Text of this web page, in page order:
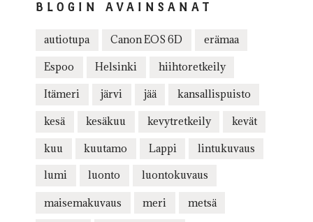
BLOGIN AVAINSANAT
autiotupa Canon EOS 6D erämaa
Espoo Helsinki hiihtoretkeily
Itämeri järvi jää kansallispuisto
kesä kesäkuu kevytretkeily kevät
kuu kuutamo Lappi lintukuvaus
lumi luonto luontokuvaus
maisemakuvaus meri metsä